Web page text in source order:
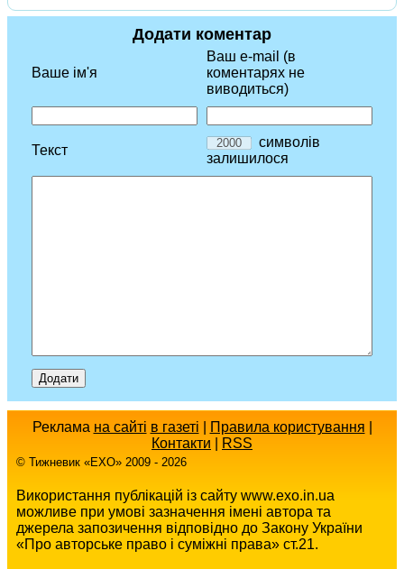
Додати коментар
Ваше ім'я
Ваш e-mail (в
коментарях не
виводиться)
Текст
символів
залишилося
Реклама на сайті в газеті Правила користування
Контакти
RSS
© Тижневик «EХO» 2009 - 2026
Використання публікацій із сайту www.exo.in.ua
можливе при умові зазначення імені автора та
джерела запозичення відповідно до Закону України
«Про авторське право і суміжні права» ст.21.